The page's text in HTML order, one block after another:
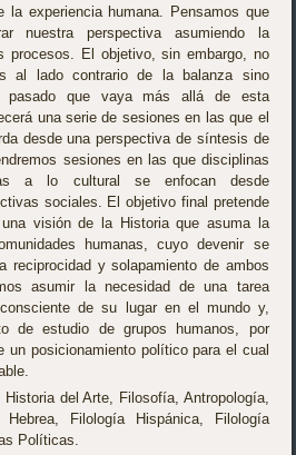
la experiencia humana. Pensamos que
nuestra perspectiva asumiendo la
procesos. El objetivo, sin embargo, no
al lado contrario de la balanza sino
pasado que vaya más allá de esta
una serie de sesiones en las que el
desde una perspectiva de síntesis de
sesiones en las que disciplinas
a lo cultural se enfocan desde
sociales. El objetivo final pretende
visión de la Historia que asuma la
humanas, cuyo devenir se
reciprocidad y solapamiento de ambos
asumir la necesidad de una tarea
de su lugar en el mundo y,
de estudio de grupos humanos, por
un posicionamiento político para el cual
Historia del Arte, Filosofía, Antropología,
Filología Hispánica, Filología
Políticas.